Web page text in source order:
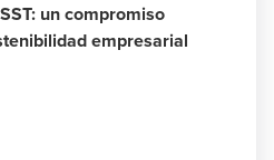
un compromiso
empresarial